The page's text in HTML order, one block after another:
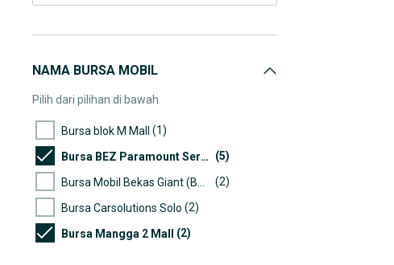
NAMA BURSA MOBIL
Pilih dari pilihan di bawah
Bursa blok M Mall (1)
Bursa BEZ Paramount Serpong (5)
(2)
Bursa Carsolutions Solo (2)
Bursa Mangga 2 Mall (2)